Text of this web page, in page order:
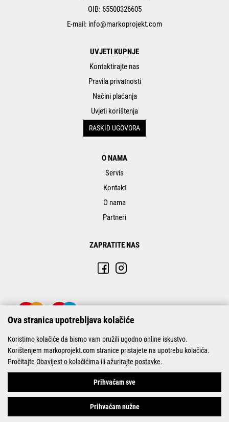
OIB: 65500326605
E-mail: info@markoprojekt.com
UVJETI KUPNJE
Kontaktirajte nas
Pravila privatnosti
Načini plaćanja
Uvjeti korištenja
RASKID UGOVORA
O NAMA
Servis
Kontakt
O nama
Partneri
ZAPRATITE NAS
© Marko-Projekt 2026
Ova stranica upotrebljava kolačiće
Koristimo kolačiće da bismo vam pružili ugodno online iskustvo.
Korištenjem markoprojekt.com stranice pristajete na upotrebu kolačića.
Pročitajte Obavijest o kolačićima iliažurirajte postavke.
Prihvaćam sve
Prihvaćam nužne